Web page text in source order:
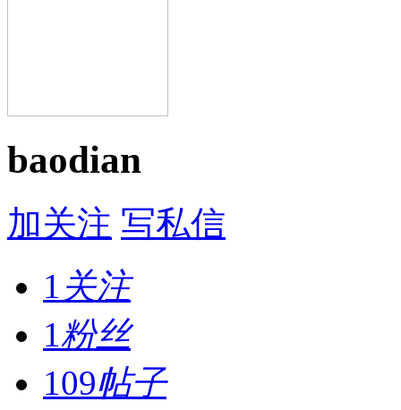
baodian
加关注 写私信
1 关注
1粉丝
109帖子